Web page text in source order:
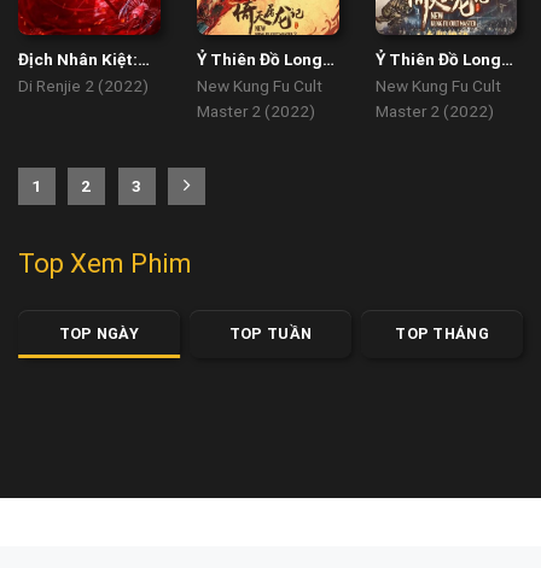
Địch Nhân Kiệt:
Quỷ Đoạt Hồn
Di Renjie 2 (2022)
Ỷ Thiên Đồ Long
Ký: Thánh Hỏa
Hùng Phong
New Kung Fu Cult
Master 2 (2022)
Ỷ Thiên Đồ Long
Ký: Cửu Dương
Thần Công
New Kung Fu Cult
Master 2 (2022)
1 2 3
Top Xem Phim
TOP NGÀY TOP TUẦN TOP THÁNG